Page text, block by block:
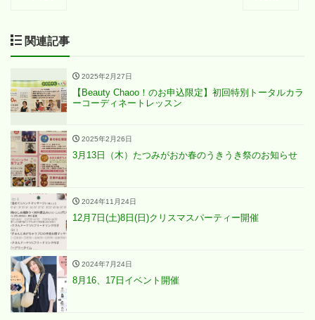
関連記事
2025年2月27日
【Beauty Chaoo！のお申込限定】初回特別トータルカラ
ーコーディネートレッスン
2025年2月26日
3月13日（木）たつみがおか春のうきうき祭のお知らせ
2024年11月24日
12月7日(土)8日(日)クリスマスパーティー開催
2024年7月24日
8月16、17日イベント開催